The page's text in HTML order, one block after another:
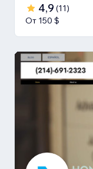
4,9 (11)
От 150 $